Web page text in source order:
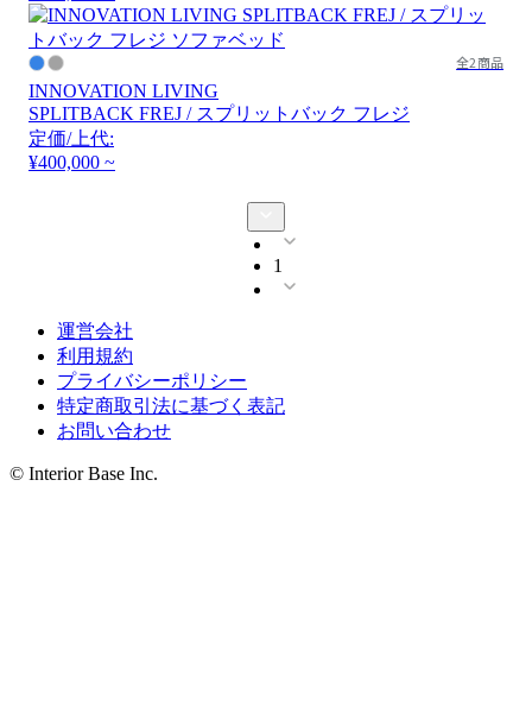
全2商品
INNOVATION LIVING
SPLITBACK FREJ / スプリットバック フレジ
定価/上代:
¥400,000 ~
1
運営会社
利用規約
プライバシーポリシー
特定商取引法に基づく表記
お問い合わせ
© Interior Base Inc.